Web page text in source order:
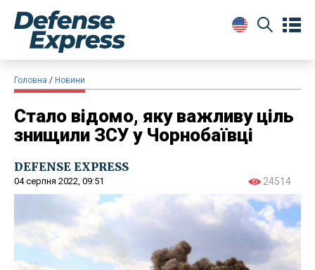
Головна Новини
Стало відомо, яку важливу ціль
знищили ЗСУ у Чорнобаївці
DEFENSE EXPRESS
04 серпня 2022, 09:51 24514